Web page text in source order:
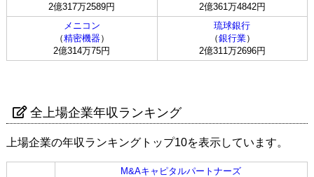
2億317万2589円
2億361万4842円
メニコン
（精密機器）
2億314万75円
琉球銀行
（銀行業）
2億311万2696円
全上場企業年収ランキング
上場企業の年収ランキングトップ10を表示しています。
M&Aキャピタルパートナーズ